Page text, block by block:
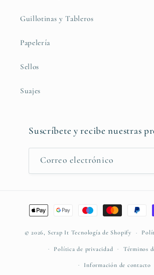
Guillotinas y Tableros
Papelería
Sellos
Suajes
Suscríbete y recibe nuestras
Correo electrónico
Formas
de
pago
© 2026, Scrap It Tecnología de Shopify
Política de privacidad Términos
Información de contacto